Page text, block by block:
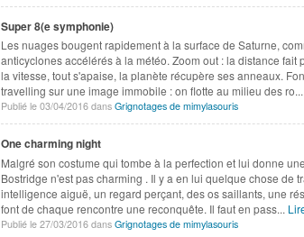
Super 8(e symphonie)
Les nuages bougent rapidement à la surface de Saturne,
anticyclones accélérés à la météo. Zoom out : la distance fait
la vitesse, tout s'apaise, la planète récupère ses anneaux.
travelling sur une image immobile : on flotte au milieu des ro...
Publié le 03/04/2016 dans Grignotages de mimylasouris
One charming night
Malgré son costume qui tombe à la perfection et lui donne
Bostridge n'est pas charming . Il y a en lui quelque chose de
intelligence aiguë, un regard perçant, des os saillants, une
font de chaque rencontre une reconquête. Il faut en pass...
Publié le 27/03/2016 dans Grignotages de mimylasouris